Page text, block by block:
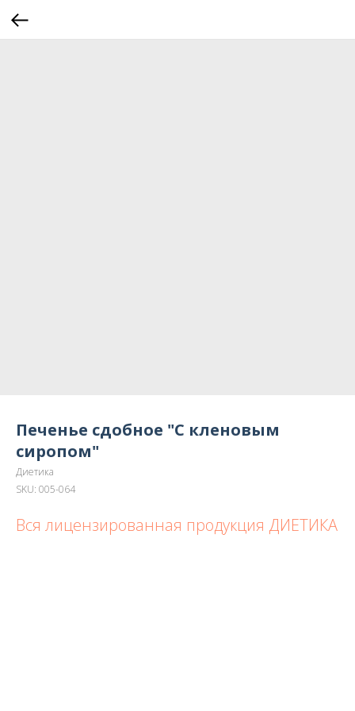
Печенье сдобное "С кленовым
сиропом"
Диетика
SKU: 005-064
Вся лицензированная продукция ДИЕТИКА